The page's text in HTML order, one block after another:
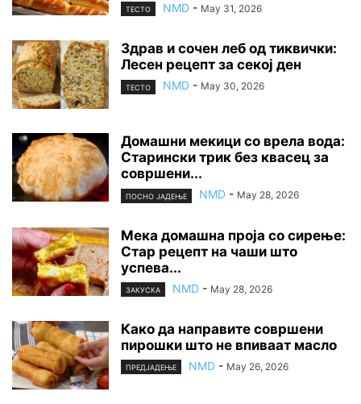
ТЕСТО NMD - May 31, 2026
Здрав и сочен леб од тиквички:
Лесен рецепт за секој ден
ТЕСТО NMD - May 30, 2026
Домашни мекици со врела вода:
Старински трик без квасец за
совршени...
ПОСНО ЈАДЕЊЕ NMD - May 28, 2026
Мека домашна проја со сирење:
Стар рецепт на чаши што
успева...
ЗАКУСКА NMD - May 28, 2026
Како да направите совршени
пирошки што не впиваат масло
ПРЕДЈАДЕЊЕ NMD - May 26, 2026